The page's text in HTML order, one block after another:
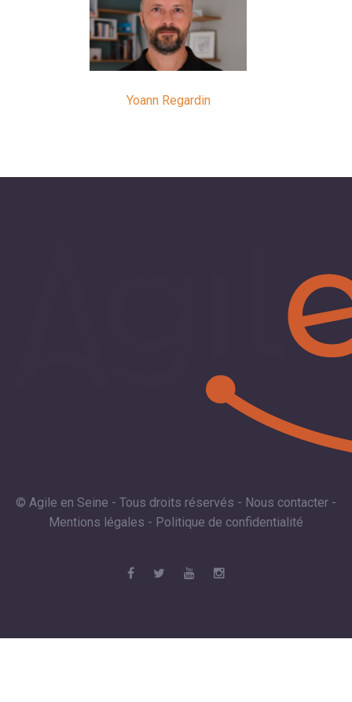
Yoann Regardin
© Agile en Seine - Tous droits réservés - Nous contacter -
Mentions légales - Politique de confidentialité